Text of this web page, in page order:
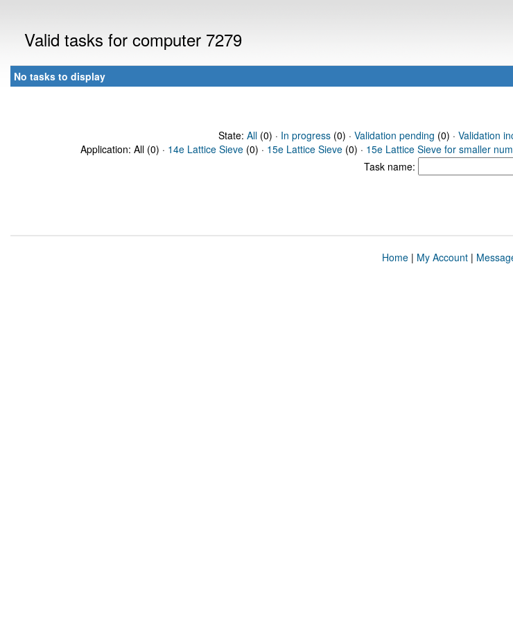
Valid tasks for computer 7279
No tasks to display
State: All(0) · In progress(0) · Validation pending (0) · Validation
Application: All (0) · 14e Lattice Sieve (0) · 15e Lattice Sieve (0) · 15e Lattice Sieve for smaller
Task name:
Home| My Account|